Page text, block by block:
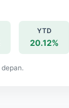
YTD
20.12%